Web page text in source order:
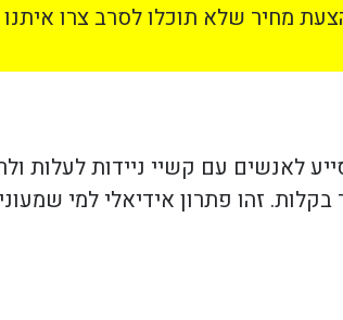
מחיר שלא תוכלו לסרב צרו
לאנשים עם קשיי ניידות לעלות
זהו פתרון אידיאלי למי